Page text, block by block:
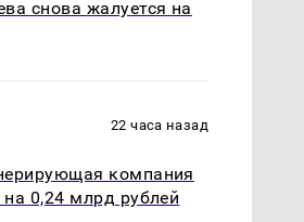
снова жалуется на
22 часа назад
компания
0,24 млрд рублей